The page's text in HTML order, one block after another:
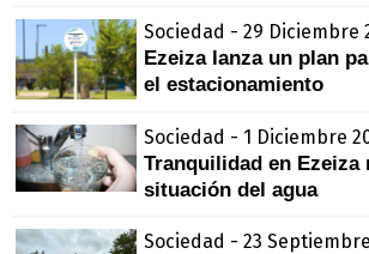
Sociedad - 29 Diciembre
Ezeiza lanza un plan
el estacionamiento
Sociedad - 1 Diciembre
Tranquilidad en Ezeiza
situación del agua
Sociedad - 23